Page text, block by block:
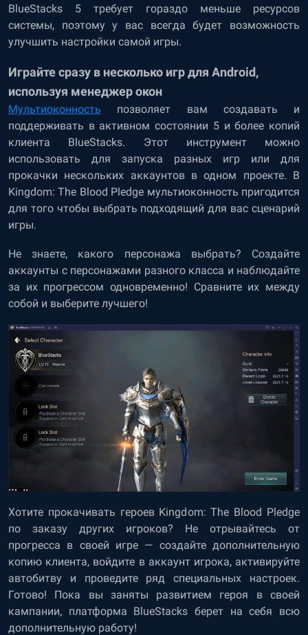
BlueStacks 5 требует гораздо меньше ресурсов
системы, поэтому у вас всегда будет возможность
улучшить настройки самой игры.
Играйте сразу в несколько игр для Android,
используя менеджер окон
Мультиоконность позволяет вам создавать и
поддерживать в активном состоянии 5 и более копий
клиента BlueStacks. Этот инструмент можно
использовать для запуска разных игр или для
прокачки нескольких аккаунтов в одном проекте. В
Kingdom: The Blood Pledge мультиоконность пригодится
для того чтобы выбрать подходящий для вас сценарий
игры.
Не знаете, какого персонажа выбрать? Создайте
аккаунты с персонажами разного класса и наблюдайте
за их прогрессом одновременно! Сравните их между
собой и выберите лучшего!
Хотите прокачивать героев Kingdom: The Blood Pledge
по заказу других игроков? Не отрывайтесь от
прогресса в своей игре — создайте дополнительную
копию клиента, войдите в аккаунт игрока, активируйте
автобитву и проведите ряд специальных настроек.
Готово! Пока вы заняты развитием героя в своей
кампании, платформа BlueStacks берет на себя всю
дополнительную работу!